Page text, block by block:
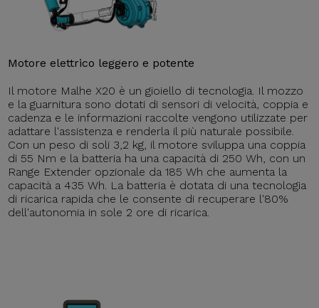
Motore elettrico leggero e potente
Il motore Malhe X20 è un gioiello di tecnologia. Il mozzo
e la guarnitura sono dotati di sensori di velocità, coppia e
cadenza e le informazioni raccolte vengono utilizzate per
adattare l'assistenza e renderla il più naturale possibile.
Con un peso di soli 3,2 kg, il motore sviluppa una coppia
di 55 Nm e la batteria ha una capacità di 250 Wh, con un
Range Extender opzionale da 185 Wh che aumenta la
capacità a 435 Wh. La batteria è dotata di una tecnologia
di ricarica rapida che le consente di recuperare l'80%
dell'autonomia in sole 2 ore di ricarica.